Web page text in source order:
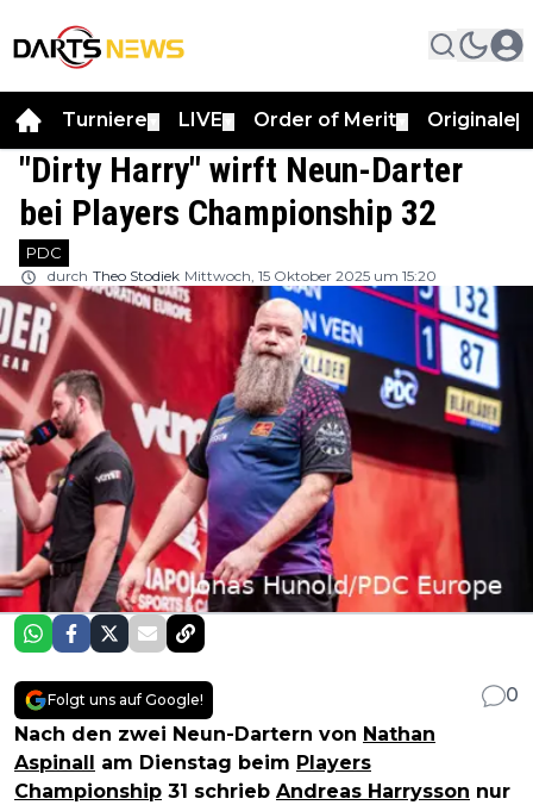
Turniere LIVE Order of Merit Originale
"Dirty Harry" wirft Neun-Darter
bei Players Championship 32
PDC
durch Theo Stodiek Mittwoch, 15 Oktober 2025 um 15:20
Folgt uns auf Google!
0
Nach den zwei Neun-Dartern von Nathan
Aspinall am Dienstag beim Players
Championship 31 schrieb Andreas Harrysson nur